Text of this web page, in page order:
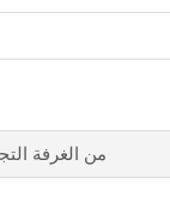
من الغرفة